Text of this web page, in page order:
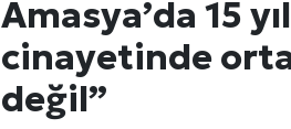
Amasya’da 15
cinayetinde
değil”